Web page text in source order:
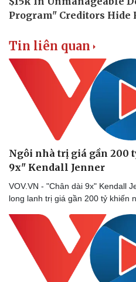
Tin liên quan
Ngôi nhà trị giá gần 200
9x" Kendall Jenner
VOV.VN - "Chân dài 9x" Kendall
long lanh trị giá gần 200 tỷ khiến